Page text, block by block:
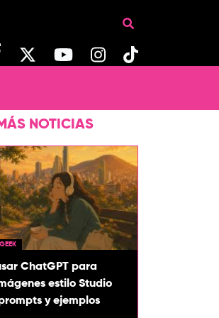
NOTICIAS
ChatGPT para
estilo Studio
y ejemplos